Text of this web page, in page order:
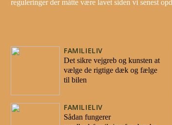
reguleringer der måtte være lavet siden vi senest
FAMILIELIV
Det sikre vejgreb og kunsten at
vælge de rigtige dæk og fælge
til bilen
FAMILIELIV
Sådan fungerer